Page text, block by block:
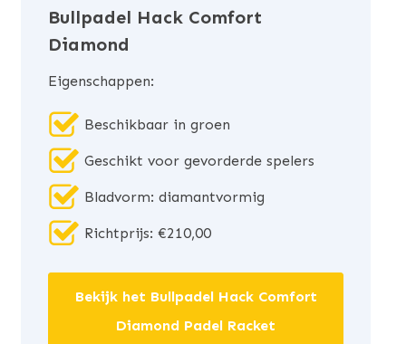
Bullpadel Hack Comfort
Diamond
Eigenschappen:
Beschikbaar in groen
Geschikt voor gevorderde spelers
Bladvorm: diamantvormig
Richtprijs: €210,00
Bekijk het Bullpadel Hack Comfort
Diamond Padel Racket